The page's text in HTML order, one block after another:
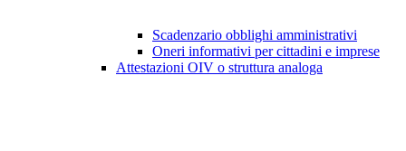
Scadenzario obblighi amministrativi
Oneri informativi per cittadini e imprese
Attestazioni OIV o struttura analoga